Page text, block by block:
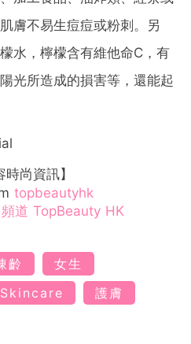
膚不易生痘痘或粉刺。另
水，檸檬含有維他命C，有
光所造成的損害等，還能起
尚資訊】
topbeautyhk
道 TopBeauty HK
齡
女生
Skincare 護膚